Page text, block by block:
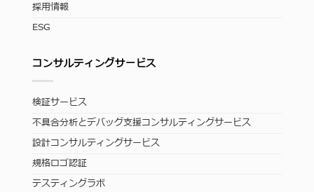
採用情報
ESG
コンサルティングサービス
検証サービス
不具合分析とデバッグ支援コンサルティングサービス
設計コンサルティングサービス
規格ロゴ認証
テスティングラボ